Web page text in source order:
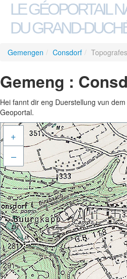
LE GÉOPORTAIL
DU GRAND-
Gemengen / Consdorf /
Gemeng :
Hei fannt dir eng Duerstellung vun
Geoportal.
+
–